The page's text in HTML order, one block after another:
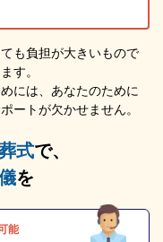
も負担が大きいもので
す。
には、あなたのために
ートが欠かせません。
式で、
を
能